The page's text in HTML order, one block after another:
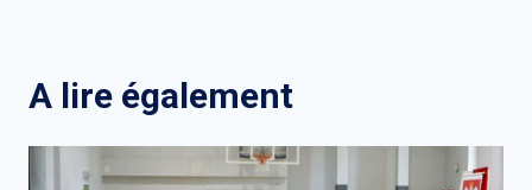
A lire également